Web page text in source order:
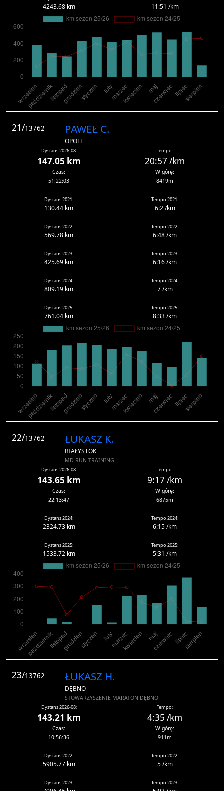
4243.68 km 11:51 /km
21/13762 PAWEŁ C.
OPOLE
Dystans 2026-08:
147.05 km
Tempo:
20:57 /km
Czas:
51:22:03
W górę:
8419m
Dystans 2021:
130.44 km
Tempo 2021:
6:2 /km
Dystans 2022:
569.78 km
Tempo 2022:
6:48 /km
Dystans 2023:
425.69 km
Tempo 2023:
6:16 /km
Dystans 2024:
809.19 km
Tempo 2024:
7 /km
Dystans 2025:
761.04 km
Tempo 2025:
8:33 /km
22/13762 ŁUKASZ K.
BIAŁYSTOK
MD RUN TRAINING
Dystans 2026-08:
143.65 km
Tempo:
9:17 /km
Czas:
22:13:47
W górę:
6875m
Dystans 2024:
2324.73 km
Tempo 2024:
6:15 /km
Dystans 2025:
1533.72 km
Tempo 2025:
5:31 /km
23/13762 ŁUKASZ H.
DĘBNO
STOWARZYSZENIE MARATON DĘBNO
Dystans 2026-08:
143.21 km
Tempo:
4:35 /km
Czas:
10:56:36
W górę:
911m
Dystans 2022:
5905.77 km
Tempo 2022:
5 /km
Dystans 2023: Tempo 2023: